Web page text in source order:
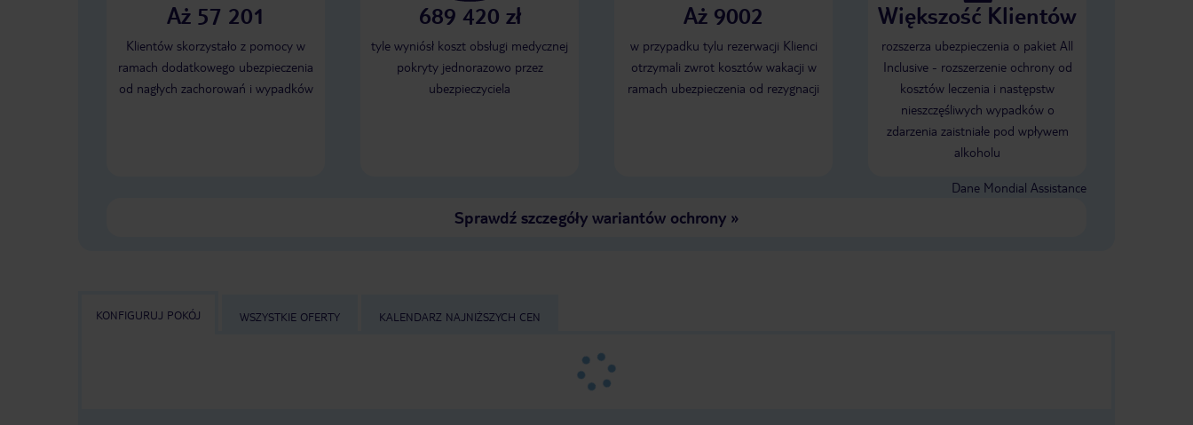
Aż 57 201
Klientów skorzystało z pomocy w
ramach dodatkowego ubezpieczenia
od nagłych zachorowań i wypadków
689 420 zł
tyle wyniósł koszt obsługi medycznej
pokryty jednorazowo przez
ubezpieczyciela
Aż 9002
w przypadku tylu rezerwacji Klienci
otrzymali zwrot kosztów wakacji w
ramach ubezpieczenia od rezygnacji
Większość Klientów
rozszerza ubezpieczenia o pakiet All
Inclusive - rozszerzenie ochrony od
kosztów leczenia i następstw
nieszczęśliwych wypadków o
zdarzenia zaistniałe pod wpływem
alkoholu
Dane Mondial Assistance
Sprawdź szczegóły wariantów ochrony»
KONFIGURUJ POKÓJ WSZYSTKIE OFERTY KALENDARZ NAJNIŻSZYCH CEN